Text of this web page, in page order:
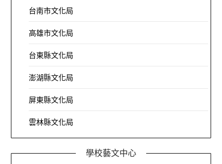
台南市文化局
高雄市文化局
台東縣文化局
澎湖縣文化局
屏東縣文化局
雲林縣文化局
學校藝文中心